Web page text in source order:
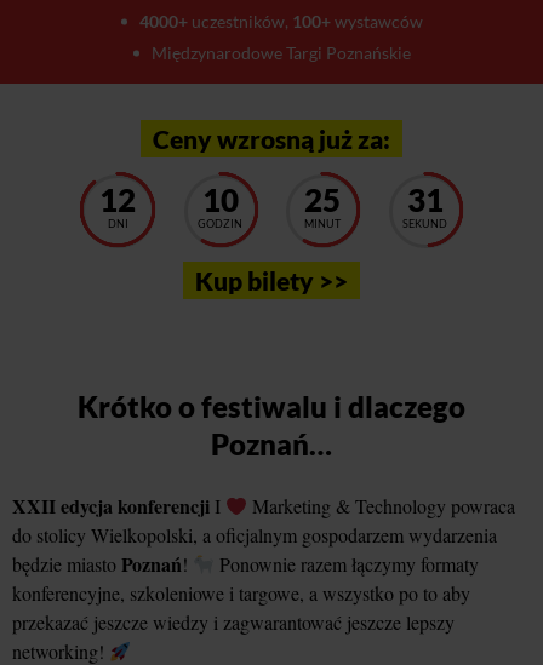
4000+uczestników, 100+wystawców
Międzynarodowe Targi Poznańskie
Ceny wzrosną już za:
12
DNI
10
GODZIN
25
MINUT
27
SEKUND
Kup bilety >>
Krótko o festiwalu i dlaczego
Poznań…
XXII edycja konferencji I
Marketing & Technology powraca
do stolicy Wielkopolski, a oficjalnym gospodarzem wydarzenia
będzie miasto Poznań!
Ponownie razem łączymy formaty
konferencyjne, szkoleniowe i targowe, a wszystko po to aby
przekazać jeszcze wiedzy i zagwarantować jeszcze lepszy
networking!